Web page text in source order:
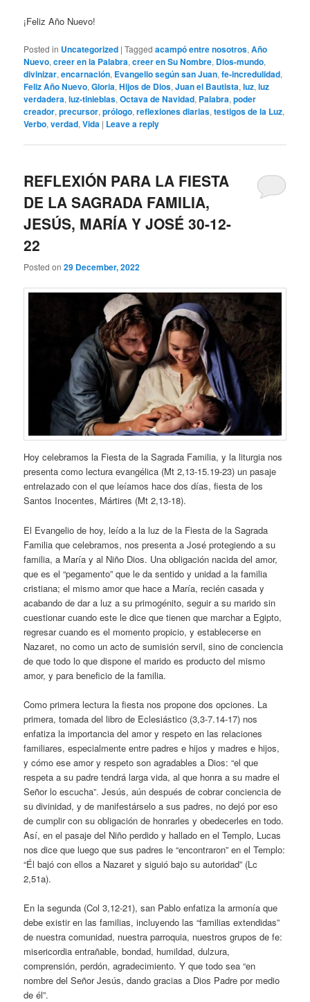
¡Feliz Año Nuevo!
Posted in Uncategorized |Tagged acampó entre nosotros,Año
Nuevo,creer en la Palabra,creer en Su Nombre, Dios-mundo,
divinizar,encarnación, Evangelio según san Juan,fe-incredulidad,
Feliz Año Nuevo,Gloria,Hijos de Dios,Juan el Bautista,luz,luz
verdadera,luz-tinieblas,Octava de Navidad, Palabra,poder
creador,precursor,prólogo,reflexiones diarias,testigos de la Luz,
Verbo,verdad,Vida | Leave a reply
REFLEXIÓN PARA LA FIESTA
DE LA SAGRADA FAMILIA,
JESÚS, MARÍA Y JOSÉ 30-12-
22
Posted on29 December, 2022
Hoy celebramos la Fiesta de la Sagrada Familia, y la liturgia nos
presenta como lectura evangélica (Mt 2,13-15.19-23) un pasaje
entrelazado con el que leíamos hace dos días, fiesta de los
Santos Inocentes, Mártires (Mt 2,13-18).
El Evangelio de hoy, leído a la luz de la Fiesta de la Sagrada
Familia que celebramos, nos presenta a José protegiendo a su
familia, a María y al Niño Dios. Una obligación nacida del amor,
que es el “pegamento” que le da sentido y unidad a la familia
cristiana; el mismo amor que hace a María, recién casada y
acabando de dar a luz a su primogénito, seguir a su marido sin
cuestionar cuando este le dice que tienen que marchar a Egipto,
regresar cuando es el momento propicio, y establecerse en
Nazaret, no como un acto de sumisión servil, sino de conciencia
de que todo lo que dispone el marido es producto del mismo
amor, y para beneficio de la familia.
Como primera lectura la fiesta nos propone dos opciones. La
primera, tomada del libro de Eclesiástico (3,3-7.14-17) nos
enfatiza la importancia del amor y respeto en las relaciones
familiares, especialmente entre padres e hijos y madres e hijos,
y cómo ese amor y respeto son agradables a Dios: “el que
respeta a su padre tendrá larga vida, al que honra a su madre el
Señor lo escucha”. Jesús, aún después de cobrar conciencia de
su divinidad, y de manifestárselo a sus padres, no dejó por eso
de cumplir con su obligación de honrarles y obedecerles en todo.
Así, en el pasaje del Niño perdido y hallado en el Templo, Lucas
nos dice que luego que sus padres le “encontraron” en el Templo:
“Él bajó con ellos a Nazaret y siguió bajo su autoridad” (Lc
2,51a).
En la segunda (Col 3,12-21), san Pablo enfatiza la armonía que
debe existir en las familias, incluyendo las “familias extendidas”
de nuestra comunidad, nuestra parroquia, nuestros grupos de fe:
misericordia entrañable, bondad, humildad, dulzura,
comprensión, perdón, agradecimiento. Y que todo sea “en
nombre del Señor Jesús, dando gracias a Dios Padre por medio
de él”.